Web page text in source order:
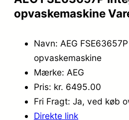
opvaskemaskine
Navn: AEG
opvaskemaskine
Mærke: AEG
Pris: kr. 6495.00
Fri Fragt: Ja, ved køb
Direkte link